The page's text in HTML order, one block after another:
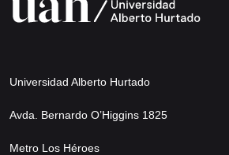
Universidad Alberto Hurtado
Avda. Bernardo O’Higgins 1825
Metro Los Héroes